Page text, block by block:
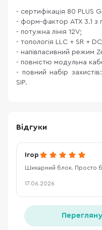
- сертифікація 80 PLUS
- форм-фактор ATX 3.1 з
- потужна лінія 12V;
- топологія LLC + SR +
- напівпасивний режим
- повністю модульна
- повний набір
SIP.
Відгуки
Ігор
Шикарний блок. Просто
17.06.2026